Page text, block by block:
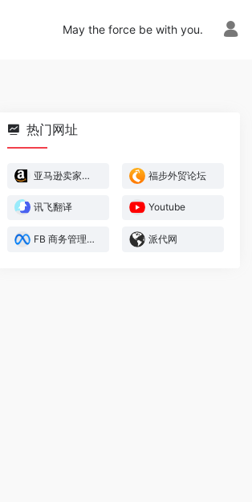
May the force be with you.
热门网址
亚马逊卖家官方论坛 福步外贸论坛
讯飞翻译 Youtube
FB 商务管理平台 派代网